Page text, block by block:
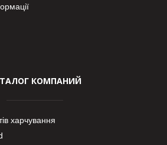
КОМПАНИЙ
харчування